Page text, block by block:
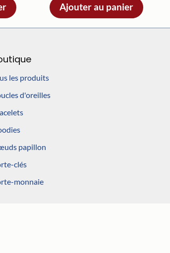
Ajouter au panier
les produits
d'oreilles
papillon
clés
monnaie